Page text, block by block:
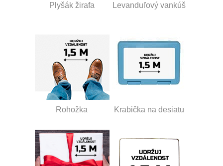
Plyšák žirafa Levanduľový vankúš
Rohožka Krabička na desiatu